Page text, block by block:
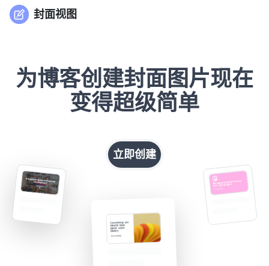
封面视图
为博客创建封面图片现在
变得超级简单
立即创建